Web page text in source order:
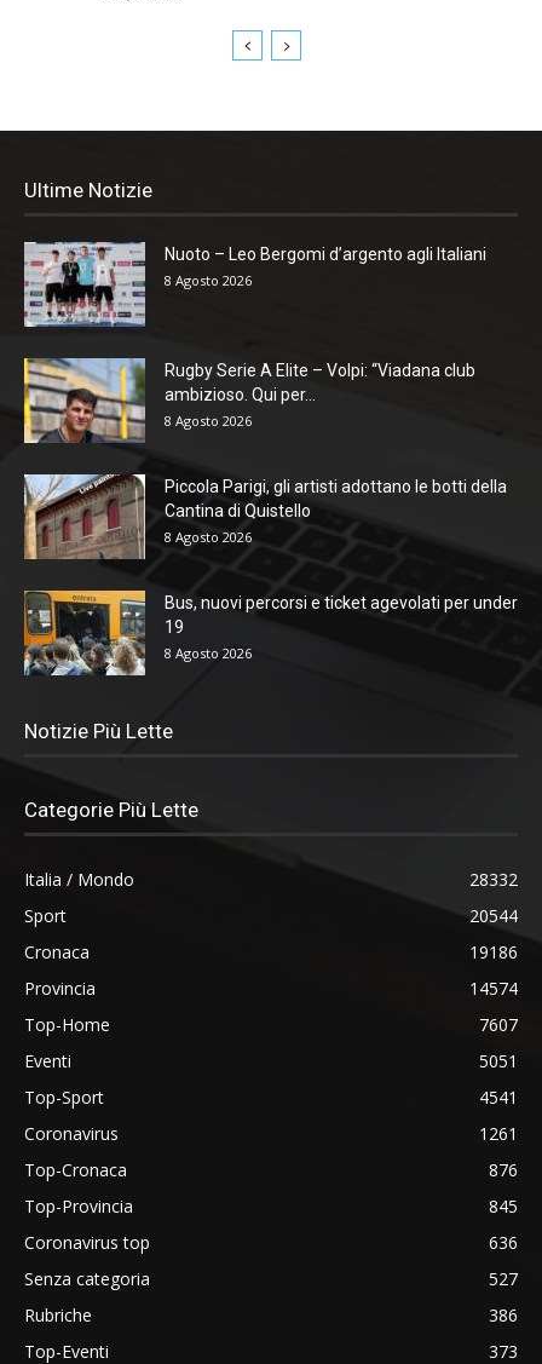
Ultime Notizie
Nuoto – Leo Bergomi d’argento agli Italiani
8 Agosto 2026
Rugby Serie A Elite – Volpi: “Viadana club
ambizioso. Qui per...
8 Agosto 2026
Piccola Parigi, gli artisti adottano le botti della
Cantina di Quistello
8 Agosto 2026
Bus, nuovi percorsi e ticket agevolati per under
19
8 Agosto 2026
Notizie Più Lette
Categorie Più Lette
Italia / Mondo
28332
Sport
20544
Cronaca
19186
Provincia
14574
Top-Home
7607
Eventi
5051
Top-Sport
4541
Coronavirus
1261
Top-Cronaca
876
Top-Provincia
845
Coronavirus top
636
Senza categoria
527
Rubriche
386
Top-Eventi
373